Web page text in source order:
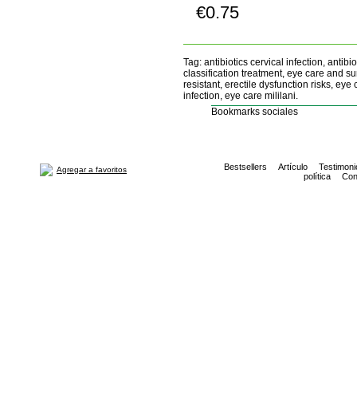
€0.75
Tag: antibiotics cervical infection,
classification treatment, eye care and
resistant, erectile dysfunction risks,
infection, eye care mililani.
Bookmarks sociales
Agregar a favoritos Bestsellers Artículo
política